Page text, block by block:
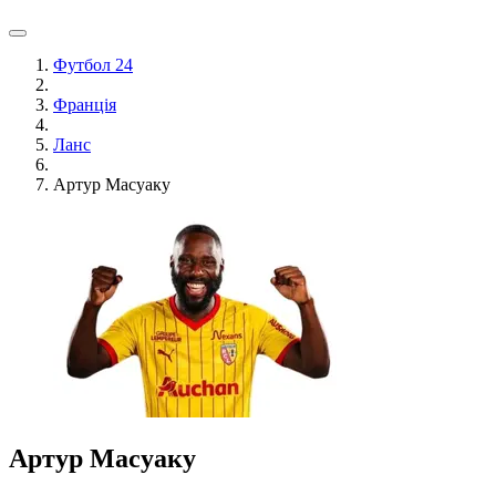
Футбол 24
Франція
Ланс
Артур Масуаку
Артур Масуаку